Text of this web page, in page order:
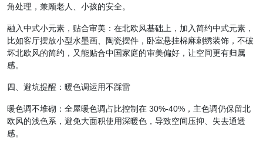
角处理，兼顾老人、小孩的安全。
融入中式小元素，贴合审美：在北欧风基础上，加入简约中式元素，
比如客厅摆放小型水墨画、陶瓷摆件，卧室悬挂棉麻刺绣装饰，不破
坏北欧风的简约，又能贴合中国家庭的审美偏好，让空间更有归属
感。
四、避坑提醒：暖色调运用不踩雷
暖色调不堆砌：全屋暖色调占比控制在 30%-40%，主色调仍保留北
欧风的浅色系，避免大面积使用深暖色，导致空间压抑、失去通透
感。